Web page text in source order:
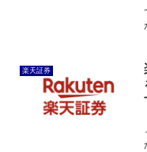
楽天証券